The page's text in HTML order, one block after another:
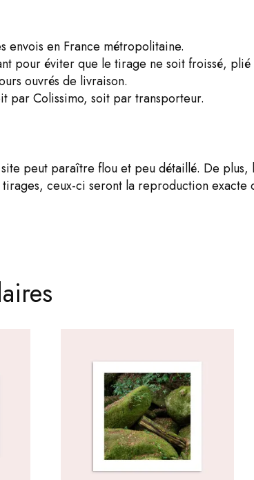
envois en France métropolitaine.
pour éviter que le tirage ne soit froissé, plié
ouvrés de livraison.
par Colissimo, soit par transporteur.
site peut paraître flou et peu détaillé. De
ceux-ci seront la reproduction